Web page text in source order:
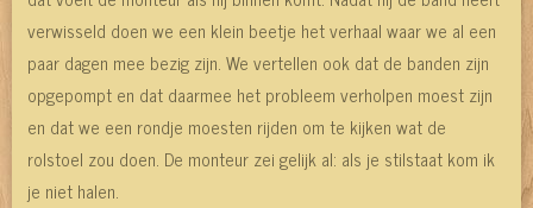
verwisseld doen we een klein beetje het verhaal waar we al een
paar dagen mee bezig zijn. We vertellen ook dat de banden zijn
opgepompt en dat daarmee het probleem verholpen moest zijn
en dat we een rondje moesten rijden om te kijken wat de
rolstoel zou doen. De monteur zei gelijk al: als je stilstaat kom ik
je niet halen.